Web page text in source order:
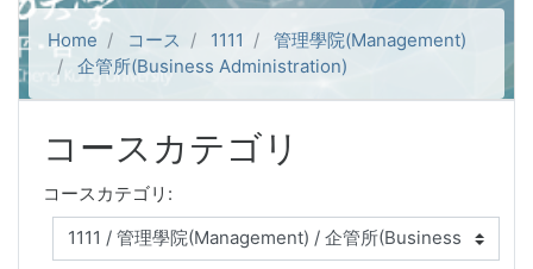
Home コース 1111
管理學院(Management)
企管所(Business Administration)
コースカテゴリ
コースカテゴリ: